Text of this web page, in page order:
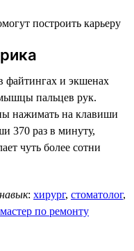
файтингах и экшенах
пальцев рук.
нажимать на клавиши
370 раз в минуту,
чуть более сотни
: хирург, стоматолог,
мастер по ремонту